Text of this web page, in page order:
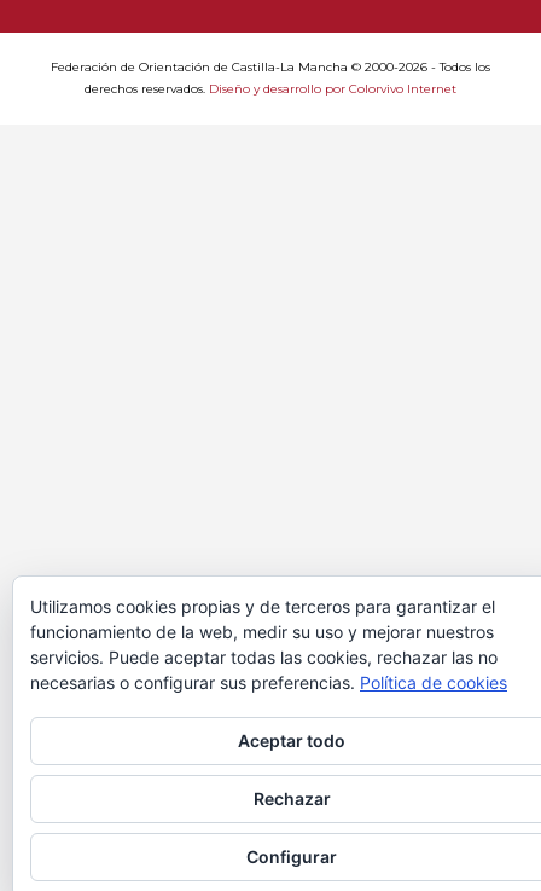
Federación de Orientación de Castilla-La Mancha © 2000-2026 - Todos los
derechos reservados. Diseño y desarrollo por Colorvivo Internet
Utilizamos cookies propias y de terceros para garantizar el
funcionamiento de la web, medir su uso y mejorar nuestros
servicios. Puede aceptar todas las cookies, rechazar las no
necesarias o configurar sus preferencias. Política de cookies
Aceptar todo
Rechazar
Configurar